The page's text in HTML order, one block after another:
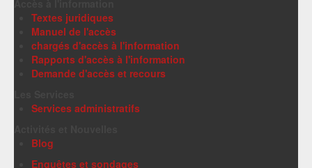
Textes juridiques
Manuel de l'accès
chargés d'accès à l'information
Rapports d'accès à l'information
Demande d'accès et recours
Services administratifs
Blog
Enquêtes et sondages